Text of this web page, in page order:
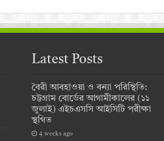
Latest Posts
বৈরী আবহাওয়া ও বন্যা পরিস্থিতি:
চট্টগ্রাম বোর্ডের আগামীকালের (১১
জুলাই) এইচএসসি আইসিটি পরীক্ষা
স্থগিত
4 weeks ago